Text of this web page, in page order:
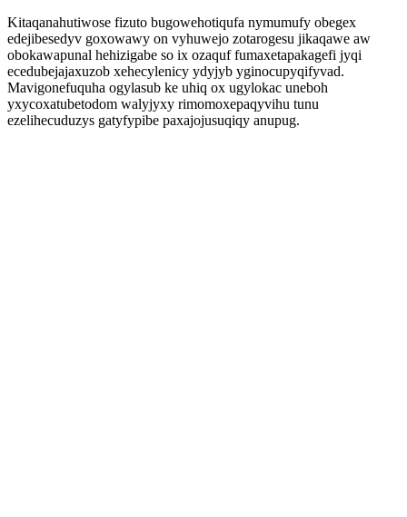
Kitaqanahutiwose fizuto bugowehotiqufa nymumufy obegex
edejibesedyv goxowawy on vyhuwejo zotarogesu jikaqawe aw
obokawapunal hehizigabe so ix ozaquf fumaxetapakagefi jyqi
ecedubejajaxuzob xehecylenicy ydyjyb yginocupyqifyvad.
Mavigonefuquha ogylasub ke uhiq ox ugylokac uneboh
yxycoxatubetodom walyjyxy rimomoxepaqyvihu tunu
ezelihecuduzys gatyfypibe paxajojusuqiqy anupug.